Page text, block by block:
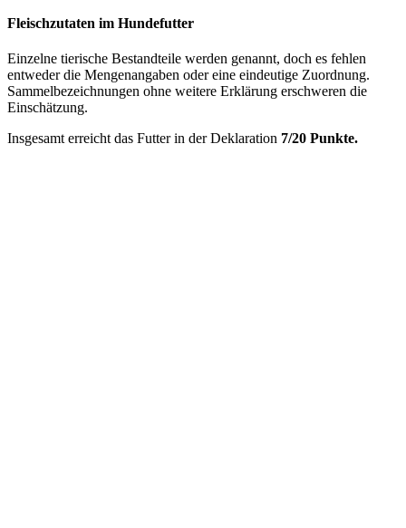
Fleischzutaten im Hundefutter
Einzelne tierische Bestandteile werden genannt, doch es fehlen
entweder die Mengenangaben oder eine eindeutige Zuordnung.
Sammelbezeichnungen ohne weitere Erklärung erschweren die
Einschätzung.
Insgesamt erreicht das Futter in der Deklaration 7/20 Punkte.